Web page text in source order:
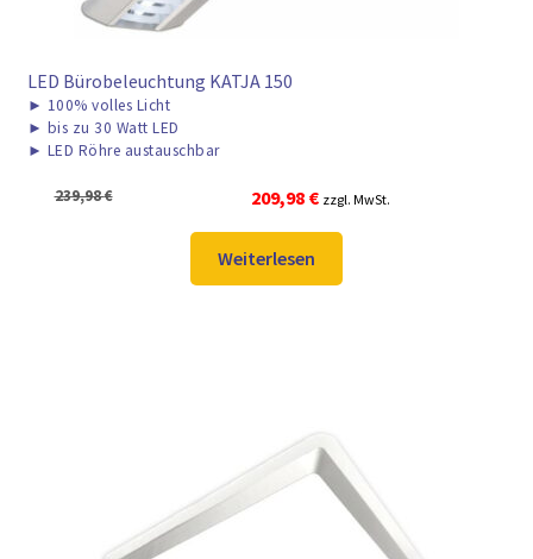
LED Bürobeleuchtung KATJA 150
► 100% volles Licht
► bis zu 30 Watt LED
► LED Röhre austauschbar
239,98€
Ursprünglicher
Preis
war:
239,98 €
209,98 €Aktueller
Preis
209,98 €.
zzgl. MwSt.
Weiterlesen